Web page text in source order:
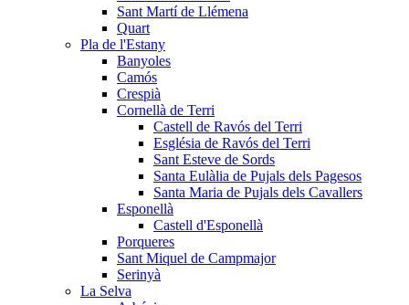
Sant Martí de Llémena
Quart
Pla de l'Estany
Banyoles
Camós
Crespià
Cornellà de Terri
Castell de Ravós del Terri
Església de Ravós del Terri
Sant Esteve de Sords
Santa Eulàlia de Pujals dels Pagesos
Santa Maria de Pujals dels Cavallers
Esponellà
Castell d'Esponellà
Porqueres
Sant Miquel de Campmajor
Serinyà
La Selva